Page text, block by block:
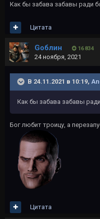
Как бы забава забавы ради
Цитата
Gоблин 16 834
24 ноября, 2021
В 24.11.2021 в 10:19,
Как бы забава забавы
Бог любит троицу, а
Цитата